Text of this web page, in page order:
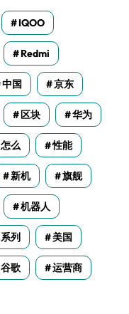
IQOO
Redmi
中国 京东
区块 华为
怎么 性能
新机 旗舰
机器人
系列 美国
谷歌 运营商